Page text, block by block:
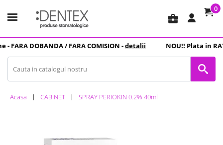
business_center
0
-FARA DOBANDA/ FARA COMISION - detalii NOU!! Plata in
Acasa CABINET SPRAY PERIOKIN 0.2% 40ml